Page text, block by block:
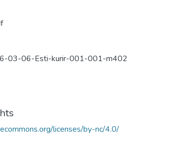
03-06-Esti-kurir-001-001-m402
licenses/by-nc/4.0/